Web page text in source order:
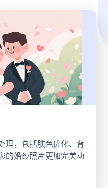
理，包括肤色优化、背
的婚纱照片更加完美动